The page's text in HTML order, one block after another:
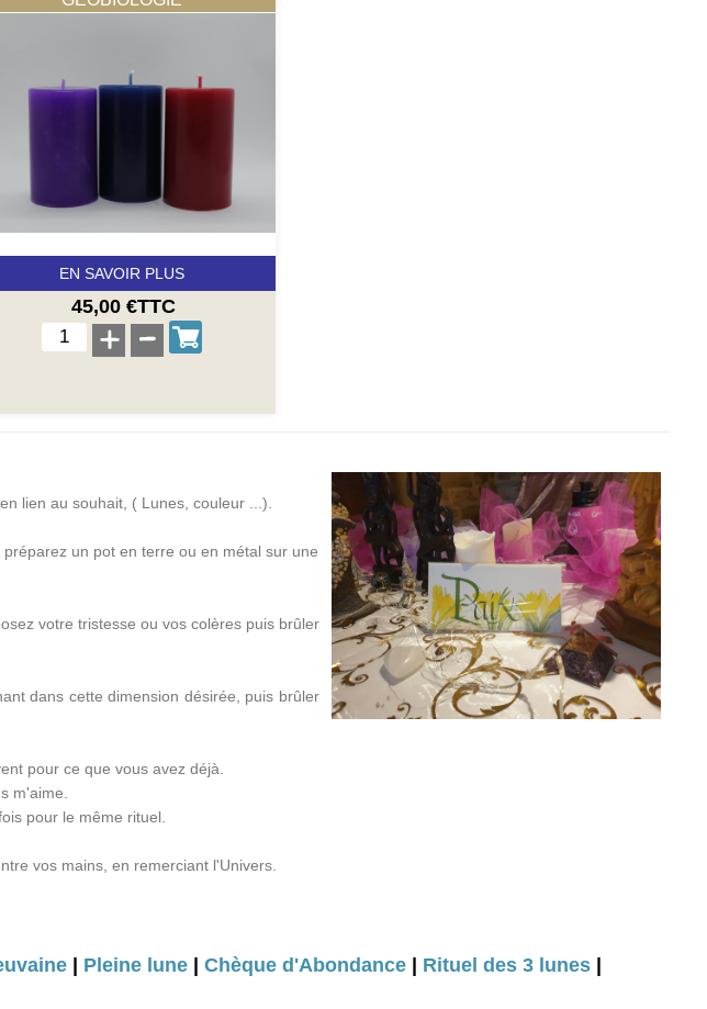
EN SAVOIR PLUS
45,00 €TTC
lien au souhait, ( Lunes, couleur ...).
un pot en terre ou en métal sur une
votre tristesse ou vos colères puis brûler
dans cette dimension désirée, puis brûler
pour ce que vous avez déjà.
m'aime.
pour le même rituel.
vos mains, en remerciant l'Univers.
| Pleine lune| Chèque d'Abondance| Rituel des 3 lunes|